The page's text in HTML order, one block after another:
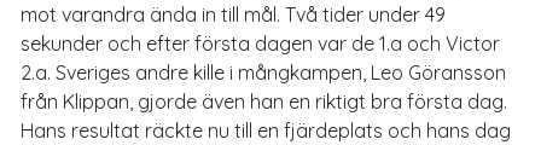
mot varandra ända in till mål. Två tider under 49
sekunder och efter första dagen var de 1.a och Victor
2.a. Sveriges andre kille i mångkampen, Leo Göransson
från Klippan, gjorde även han en riktigt bra första dag.
Hans resultat räckte nu till en fjärdeplats och hans dag